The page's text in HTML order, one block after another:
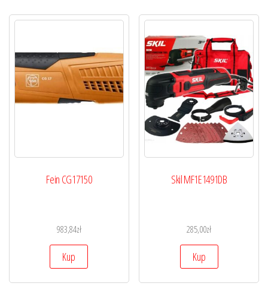
Fein CG17150
983,84zł
Kup
Skil MF1E1491DB
285,00zł
Kup